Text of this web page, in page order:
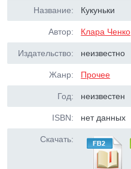
Название: Кукуньки
Автор: Клара Ченко
Издательство: неизвестно
Жанр: Прочее
Год: неизвестен
ISBN: нет данных
Скачать: